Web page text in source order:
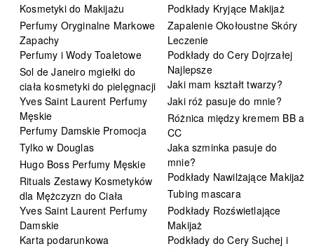
Kosmetyki do Makijażu
Perfumy Oryginalne Markowe
Zapachy
Perfumy i Wody Toaletowe
Sol de Janeiro mgiełki do
ciała kosmetyki do pielęgnacji
Yves Saint Laurent Perfumy
Męskie
Perfumy Damskie Promocja
Tylko w Douglas
Hugo Boss Perfumy Męskie
Rituals Zestawy Kosmetyków
dla Mężczyzn do Ciała
Yves Saint Laurent Perfumy
Damskie
Karta podarunkowa
Podkłady Kryjące Makijaż
Zapalenie Okołoustne Skóry
Leczenie
Podkłady do Cery Dojrzałej
Najlepsze
Jaki mam kształt twarzy?
Jaki róż pasuje do mnie?
Różnica między kremem BB a
CC
Jaka szminka pasuje do
mnie?
Podkłady Nawilżające Makijaż
Tubing mascara
Podkłady Rozświetlające
Makijaż
Podkłady do Cery Suchej i